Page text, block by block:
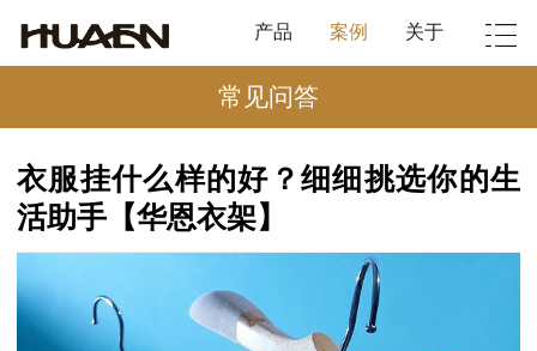
产品 案例 关于
常见问答
衣服挂什么样的好？细细挑选你的生
活助手【华恩衣架】